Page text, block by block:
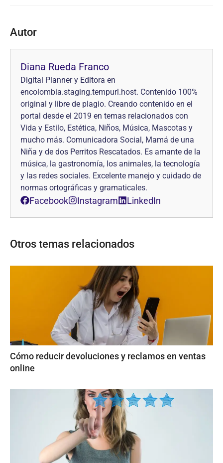
Autor
Diana Rueda Franco
Digital Planner y Editora en
encolombia.staging.tempurl.host. Contenido 100%
original y libre de plagio. Creando contenido en el
portal desde el 2019 en temas relacionados con
Vida y Estilo, Estética, Niños, Música, Mascotas y
mucho más. Comunicadora Social, Mamá de una
Niña y de dos Perritos Rescatados. Es amante de la
música, la gastronomía, los animales, la tecnología
y las redes sociales. Excelente manejo y cuidado de
normas ortográficas y gramaticales.
Facebook Instagram LinkedIn
Otros temas relacionados
Cómo reducir devoluciones y reclamos en ventas
online